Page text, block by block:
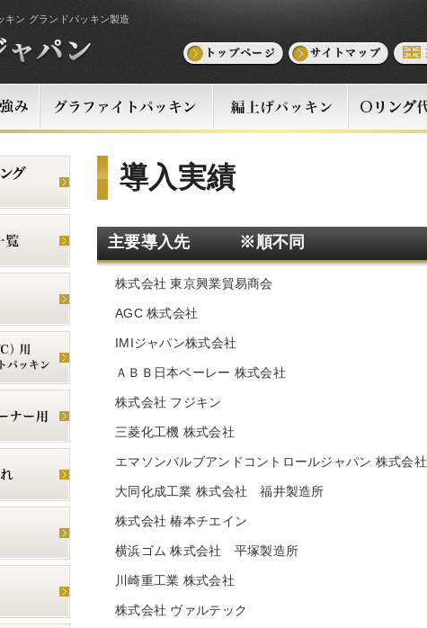
キン グランドパッキン製造
導入実績
主要導入先 ※順不同
株式会社 東京興業貿易商会
AGC 株式会社
IMIジャパン株式会社
ＡＢＢ日本ベーレー 株式会社
株式会社 フジキン
三菱化工機 株式会社
エマソンバルブアンドコントロールジャパン 株式会社
大同化成工業 株式会社 福井製造所
株式会社 椿本チエイン
横浜ゴム 株式会社 平塚製造所
川崎重工業 株式会社
株式会社 ヴァルテック